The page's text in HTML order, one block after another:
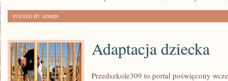
POSTED BY ADMIN
Adaptacja dziecka
Przedszkole309 to portal poświęcony